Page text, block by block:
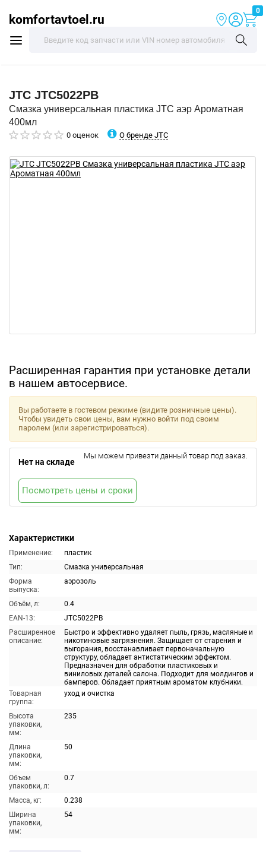
komfortavtoel.ru
0
JTC JTC5022PB
Смазка универсальная пластика JTC аэр Ароматная
400мл
0 оценок О бренде JTC
Расширенная гарантия при установке детали
в нашем автосервисе.
Характеристики
Применение:
пластик
Тип:
Смазка универсальная
Форма
выпуска:
аэрозоль
Объём, л:
0.4
EAN-13:
JTC5022PB
Расширенное
описание:
Быстро и эффективно удаляет пыль, грязь, масляные и
никотиновые загрязнения. Защищает от старения и
выгорания, восстанавливает первоначальную
структуру, обладает антистатическим эффектом.
Предназначен для обработки пластиковых и
виниловых деталей салона. Подходит для молдингов и
бамперов. Обладает приятным ароматом клубники.
Товарная
группа:
уход и очистка
Высота
упаковки,
мм:
235
Длина
упаковки,
мм:
50
Объем
упаковки, л:
0.7
Масса, кг:
0.238
Ширина
упаковки,
мм:
54
Вы работаете в гостевом режиме (видите розничные цены).
Чтобы увидеть свои цены, вам нужно войти под своим
паролем (или зарегистрироваться).
Нет на складе
Мы можем привезти данный товар под заказ.
Посмотреть цены и сроки